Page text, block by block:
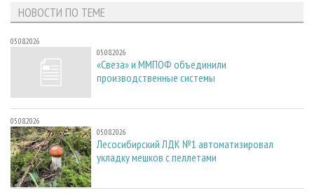
НОВОСТИ ПО ТЕМЕ
05.08.2026
05.08.2026
«Свеза» и ММПОФ объединили
производственные системы
05.08.2026
05.08.2026
Лесосибирский ЛДК №1 автоматизировал
укладку мешков с пеллетами